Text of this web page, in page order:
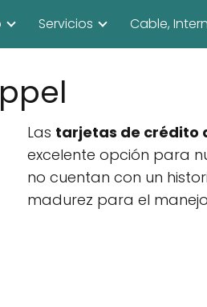
Servicios Cable,
Las tarjetas de crédito
excelente opción para
no cuentan con un
madurez para el